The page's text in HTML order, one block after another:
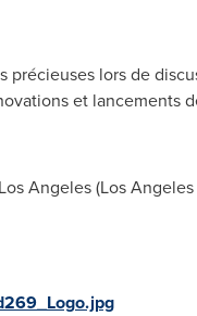
précieuses lors de
et lancements
Los Angeles(Los Angeles